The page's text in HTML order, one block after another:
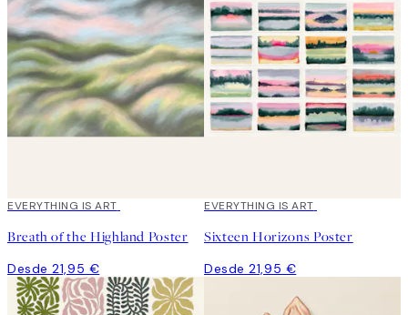
EVERYTHING IS ART
Breath of the Highland Poster
Desde 21,95 €
EVERYTHING IS ART
Sixteen Horizons Poster
Desde 21,95 €